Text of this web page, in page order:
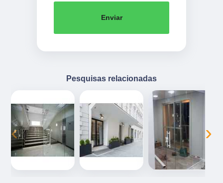
Enviar
Pesquisas relacionadas
‹ ›